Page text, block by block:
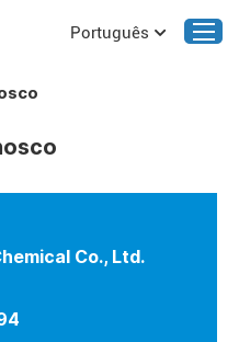
Português
Co., Ltd.